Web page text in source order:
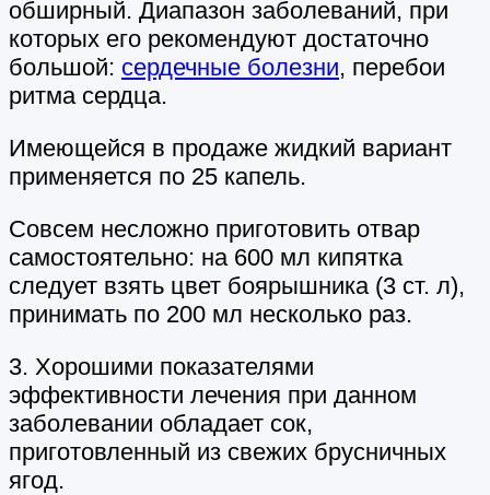
обширный. Диапазон заболеваний, при
которых его рекомендуют достаточно
большой: сердечные болезни, перебои
ритма сердца.
Имеющейся в продаже жидкий вариант
применяется по 25 капель.
Совсем несложно приготовить отвар
самостоятельно: на 600 мл кипятка
следует взять цвет боярышника (3 ст. л),
принимать по 200 мл несколько раз.
3. Хорошими показателями
эффективности лечения при данном
заболевании обладает сок,
приготовленный из свежих брусничных
ягод.